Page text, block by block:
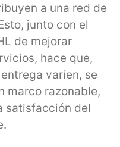
a una red de
junto con el
de mejorar
hace que,
varíen, se
marco razonable,
satisfacción del